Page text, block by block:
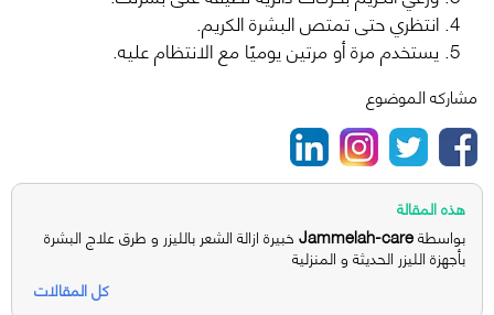
انتظري حتى تمتص البشرة الكريم.
يستخدم مرة أو مرتين يوميًا مع الانتظام عليه.
مشاركه الموضوع
هذه المقالة
بواسطةJammelah-care خبيرة ازالة الشعر بالليزر و طرق علاج البشرة
بأجهزة الليزر الحديثة و المنزلية
كل المقالات